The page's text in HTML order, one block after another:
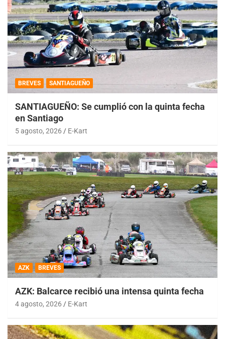
BREVES SANTIAGUEÑO
SANTIAGUEÑO: Se cumplió con la quinta fecha
en Santiago
5 agosto, 2026 E-Kart
AZK BREVES
AZK: Balcarce recibió una intensa quinta fecha
4 agosto, 2026 E-Kart